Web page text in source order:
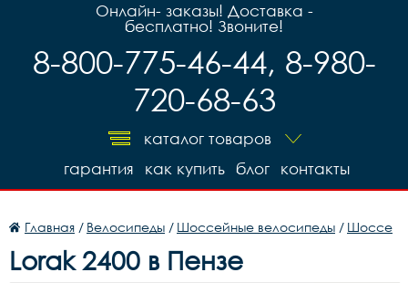
Онлайн- заказы! Доставка -
бесплатно! Звоните!
8-800-775-46-44, 8-980-
720-68-63
каталог товаров
контакты
блог
как купить
гарантия
Главная / Велосипеды / Шоссейные велосипеды / Шоссе
Lorak 2400 в Пензе